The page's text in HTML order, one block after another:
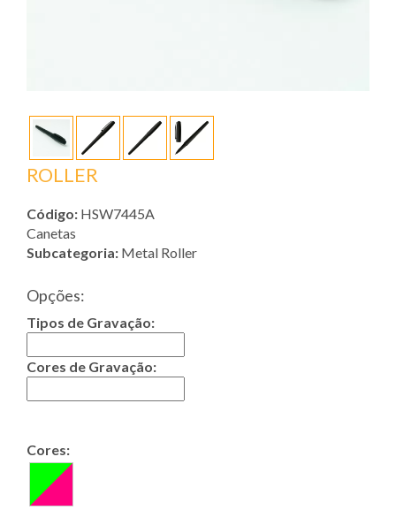
ROLLER
Código: HSW7445A
Canetas
Subcategoria: Metal Roller
Opções:
Tipos de Gravação:
Cores de Gravação:
Cores: